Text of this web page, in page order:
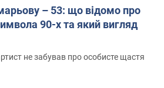
– 53: що відомо про
90-х та який вигляд
не забував про особисте щастя